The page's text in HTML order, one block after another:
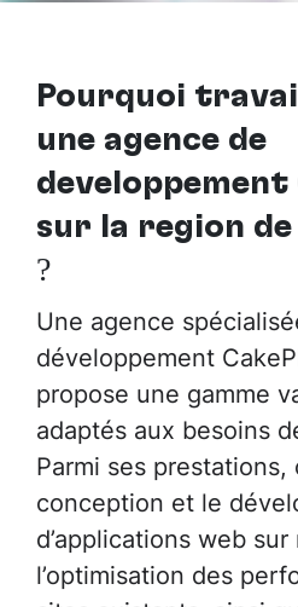
Pourquoi
une agence de
développement
sur la région
?
Une agence
développement
propose une gamme
adaptés aux besoins
Parmi ses
conception et le
d’applications web sur
l’optimisation des